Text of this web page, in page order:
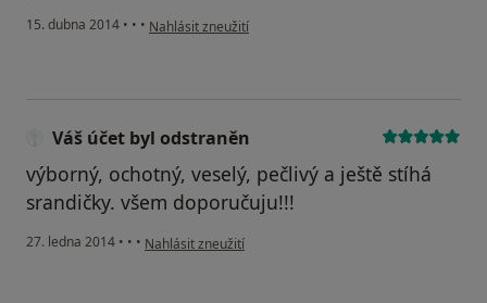
15. dubna 2014 • • • podle názoru uživatele Váš účet byl odstraněn
Nahlásit zneužití
Váš účet byl odstraněn
výborný, ochotný, veselý, pečlivý a ještě stíhá
srandičky. všem doporučuju!!!
27. ledna 2014 • • • podle názoru uživatele Váš účet byl odstraněn
Nahlásit zneužití